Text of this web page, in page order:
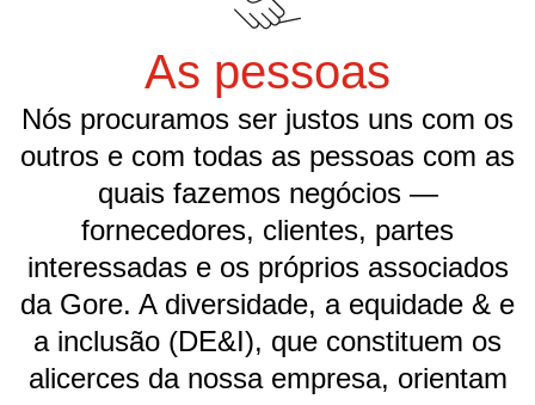
As pessoas
Nós procuramos ser justos uns com os
outros e com todas as pessoas com as
quais fazemos negócios —
fornecedores, clientes, partes
interessadas e os próprios associados
da Gore. A diversidade, a equidade & e
a inclusão (DE&I), que constituem os
alicerces da nossa empresa, orientam